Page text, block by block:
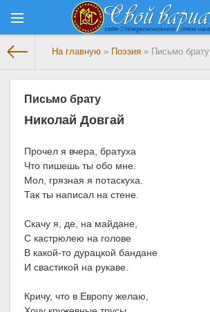
На главную » Поэзия » Письмо брату
Письмо брату
Николай Довгай
Прочел я вчера, братуха
Что пишешь ты обо мне.
Мол, грязная я потаскуха.
Так ты написал на стене.
Скачу я, де, на майдане,
С кастрюлею на голове
В какой-то дурацкой бандане
И свастикой на рукаве.
Кричу, что в Европу желаю,